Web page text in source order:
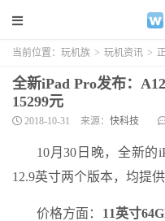
当前位置： 玩机族 > 玩机资讯 >
全新iPad Pro发布：
15299元
2018-10-31 来源： 快科技
10月30日晚，全新的
12.9英寸两个版本，均提
价格方面： 11英寸